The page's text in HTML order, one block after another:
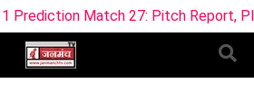
27: Pitch Report, Playing XI &